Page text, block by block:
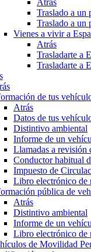
Atrás
Traslado a un
Traslado a un
Vienes a vivir a
Atrás
Trasladarte a
Trasladarte a
de tus
Atrás
Datos de tus
Distintivo ambiental
Informe de un
Llamadas a revisión
Conductor habitual
Impuesto de
Libro electrónico de
pública de
Atrás
Distintivo ambiental
Informe de un
Libro electrónico de
de Movilidad